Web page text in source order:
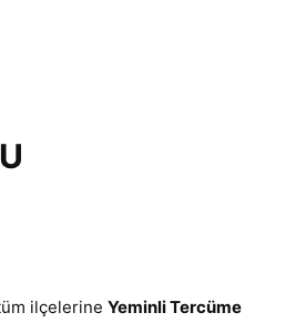
ilçelerine Yeminli Tercüme